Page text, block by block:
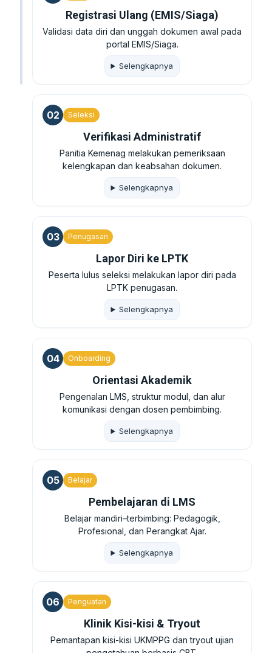
Registrasi Ulang (EMIS/Siaga)
Validasi data diri dan unggah dokumen awal pada
portal EMIS/Siaga.
Selengkapnya
02 Seleksi
Verifikasi Administratif
Panitia Kemenag melakukan pemeriksaan
kelengkapan dan keabsahan dokumen.
Selengkapnya
03 Penugasan
Lapor Diri ke LPTK
Peserta lulus seleksi melakukan lapor diri pada
LPTK penugasan.
Selengkapnya
04 Onboarding
Orientasi Akademik
Pengenalan LMS, struktur modul, dan alur
komunikasi dengan dosen pembimbing.
Selengkapnya
05 Belajar
Pembelajaran di LMS
Belajar mandiri–terbimbing: Pedagogik,
Profesional, dan Perangkat Ajar.
Selengkapnya
06 Penguatan
Klinik Kisi-kisi & Tryout
Pemantapan kisi-kisi UKMPPG dan tryout ujian